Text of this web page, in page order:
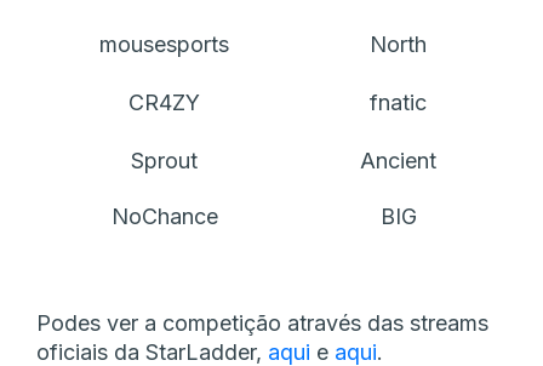
mousesports North
CR4ZY fnatic
Sprout Ancient
NoChance BIG
Podes ver a competição através das streams
oficiais da StarLadder, aqui e aqui.